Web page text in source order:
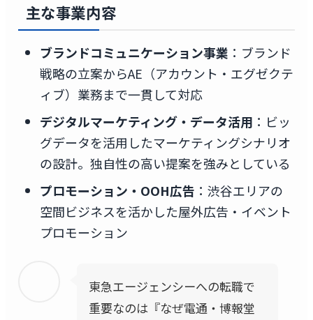
主な事業内容
ブランドコミュニケーション事業 ：ブランド
戦略の立案からAE（アカウント・エグゼクテ
ィブ）業務まで一貫して対応
デジタルマーケティング・データ活用 ：ビッ
グデータを活用したマーケティングシナリオ
の設計。独自性の高い提案を強みとしている
プロモーション・OOH広告 ：渋谷エリアの
空間ビジネスを活かした屋外広告・イベント
プロモーション
東急エージェンシーへの転職で
重要なのは『なぜ電通・博報堂